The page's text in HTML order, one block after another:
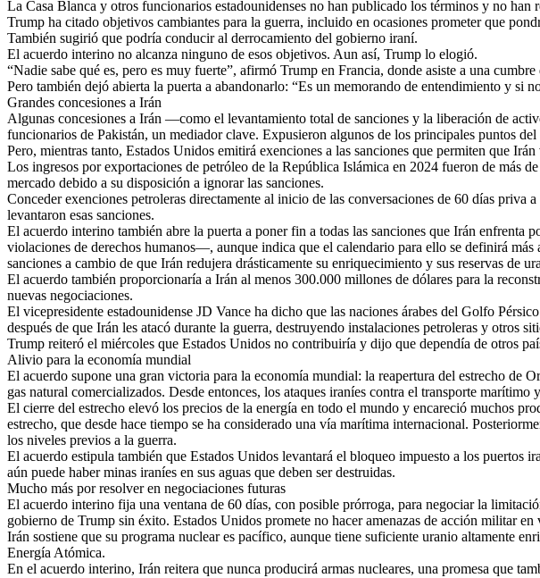
La Casa Blanca y otros funcionarios estadounidenses no han publicado los términos y no han
Trump ha citado objetivos cambiantes para la guerra, incluido en ocasiones prometer que
También sugirió que podría conducir al derrocamiento del gobierno iraní.
El acuerdo interino no alcanza ninguno de esos objetivos. Aun así, Trump lo elogió.
“Nadie sabe qué es, pero es muy fuerte”, afirmó Trump en Francia, donde asiste a una
Pero también dejó abierta la puerta a abandonarlo: “Es un memorando de entendimiento y si
Grandes concesiones a Irán
Algunas concesiones a Irán —como el levantamiento total de sanciones y la liberación de
funcionarios de Pakistán, un mediador clave. Expusieron algunos de los principales puntos
Pero, mientras tanto, Estados Unidos emitirá exenciones a las sanciones que permiten que
Los ingresos por exportaciones de petróleo de la República Islámica en 2024 fueron de más
mercado debido a su disposición a ignorar las sanciones.
Conceder exenciones petroleras directamente al inicio de las conversaciones de 60 días
levantaron esas sanciones.
El acuerdo interino también abre la puerta a poner fin a todas las sanciones que Irán
violaciones de derechos humanos—, aunque indica que el calendario para ello se definirá
sanciones a cambio de que Irán redujera drásticamente su enriquecimiento y sus reservas de
El acuerdo también proporcionaría a Irán al menos 300.000 millones de dólares para la
nuevas negociaciones.
El vicepresidente estadounidense JD Vance ha dicho que las naciones árabes del Golfo
después de que Irán les atacó durante la guerra, destruyendo instalaciones petroleras y otros
Trump reiteró el miércoles que Estados Unidos no contribuiría y dijo que dependía de otros
Alivio para la economía mundial
El acuerdo supone una gran victoria para la economía mundial: la reapertura del estrecho de
gas natural comercializados. Desde entonces, los ataques iraníes contra el transporte marítimo
El cierre del estrecho elevó los precios de la energía en todo el mundo y encareció muchos
estrecho, que desde hace tiempo se ha considerado una vía marítima internacional.
los niveles previos a la guerra.
El acuerdo estipula también que Estados Unidos levantará el bloqueo impuesto a los puertos
aún puede haber minas iraníes en sus aguas que deben ser destruidas.
Mucho más por resolver en negociaciones futuras
El acuerdo interino fija una ventana de 60 días, con posible prórroga, para negociar la
gobierno de Trump sin éxito. Estados Unidos promete no hacer amenazas de acción militar
Irán sostiene que su programa nuclear es pacífico, aunque tiene suficiente uranio altamente
Energía Atómica.
En el acuerdo interino, Irán reitera que nunca producirá armas nucleares, una promesa que